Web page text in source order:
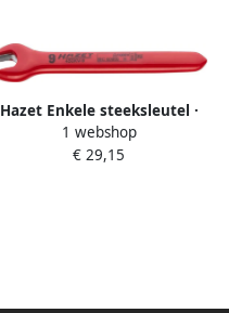
Hazet Enkele steeksleutel ·
geïsoleerd 450KV-9 · Buiten-
zeskant-profiel · SW 9 mm
1 webshop
€ 29,15